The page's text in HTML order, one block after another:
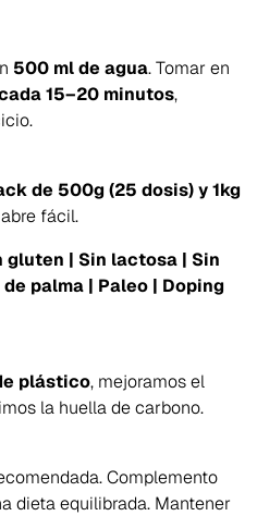
500 ml de agua. Tomar en
15–20 minutos,
de 500g (25 dosis) y 1kg
fácil.
gluten | Sin lactosa | Sin
palma | Paleo | Doping
plástico, mejoramos el
la huella de carbono.
Complemento
dieta equilibrada. Mantener